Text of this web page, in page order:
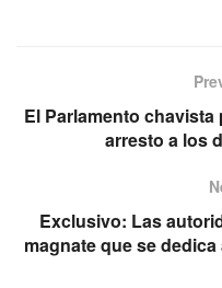
El Parlamento
arresto a los
Exclusivo: Las
magnate que se